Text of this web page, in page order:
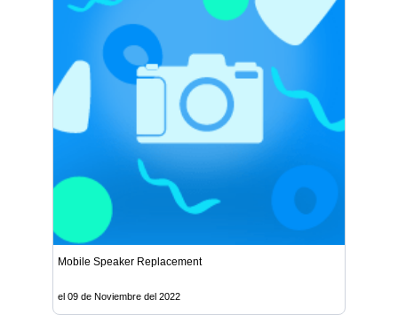
Mobile Speaker Replacement
el 09 de Noviembre del 2022